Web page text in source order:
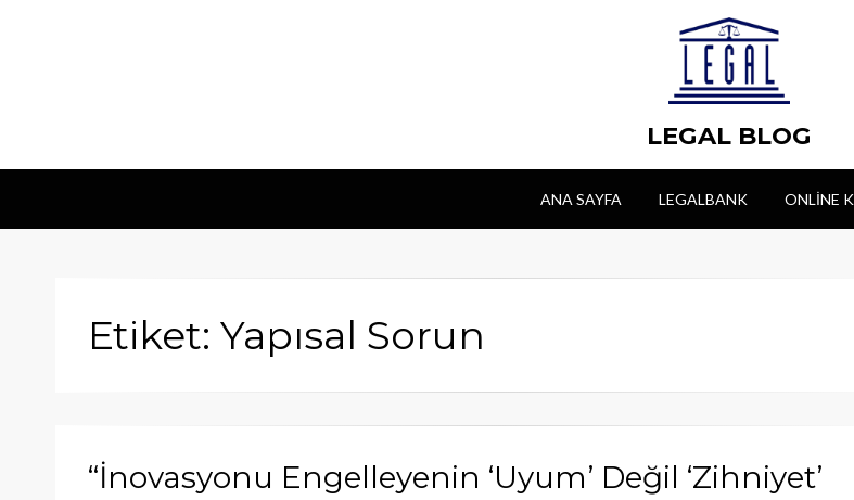
LEGAL BLOG
ANA SAYFA LEGALBANK ONLINE
Etiket: Yapısal Sorun
“İnovasyonu Engelleyenin ‘Uyum’ Değil ‘Zihniyet’